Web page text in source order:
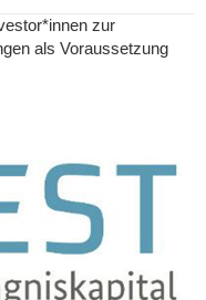
junge
Informationen über das
II (IFH II) –
zur
als Voraussetzung